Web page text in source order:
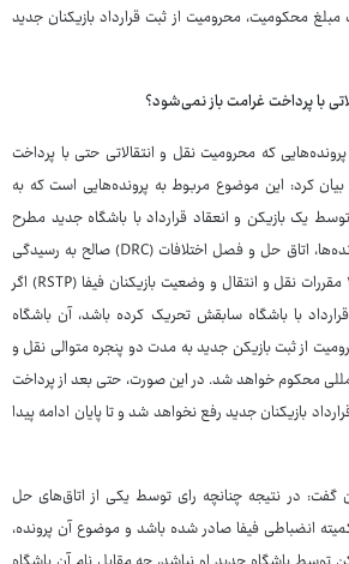
محکومیت، محرومیت از ثبت قرارداد بازیکنان جدید
با پرداخت غرامت باز نمی‌شود؟
که محرومیت نقل و انتقالاتی حتی با پرداخت
کرد: این موضوع مربوط به پرونده‌هایی است که به
یک بازیکن و انعقاد قرارداد با باشگاه جدید مطرح
شده است که در این گونه پرونده‌ها، اتاق حل و فصل اختلافات (DRC) صالح به رسیدگی
است. مطابق بند چهار ماده ۱۷ مقررات نقل و انتقال و وضعیت بازیکنان فیفا (RSTP) اگر
با باشگاه سابقش تحریک کرده باشد، آن باشگاه
از ثبت بازیکن جدید به مدت دو پنجره متوالی نقل و
محکوم خواهد شد. در این صورت، حتی بعد از پرداخت
بازیکنان جدید رفع نخواهد شد و تا پایان ادامه پیدا
گفت: در نتیجه چنانچه رای توسط یکی از اتاق‌های حل
انضباطی فیفا صادر شده باشد و موضوع آن پرونده،